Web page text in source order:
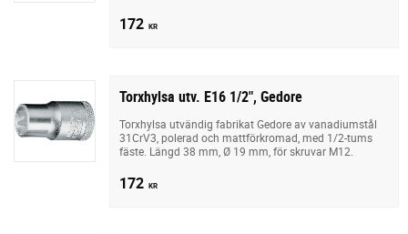
172 KR
Torxhylsa utv. E16 1/2", Gedore
Torxhylsa utvändig fabrikat Gedore av vanadiumstål
31CrV3, polerad och mattförkromad, med 1/2-tums
fäste. Längd 38 mm, Ø 19 mm, för skruvar M12.
172 KR